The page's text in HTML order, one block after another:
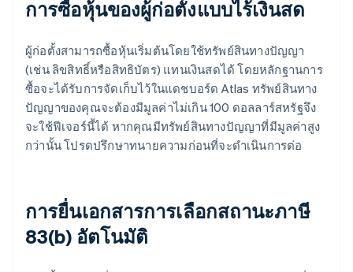
การซื้อหุ้นของผู้ก่อตั้งแบบไร้เงินสด
ผู้ก่อตั้งสามารถซื้อหุ้นเริ่มต้นโดยใช้ทรัพย์สินทางปัญญา
(เช่น ลิขสิทธิ์หรือสิทธิบัตร) แทนเงินสดได้ โดยหลักฐานการ
ซื้อจะได้รับการจัดเก็บไว้ในแดชบอร์ด Atlas ทรัพย์สินทาง
ปัญญาของคุณจะต้องมีมูลค่าไม่เกิน 100 ดอลลาร์สหรัฐจึง
จะใช้ฟีเจอร์นี้ได้ หากคุณมีทรัพย์สินทางปัญญาที่มีมูลค่าสูง
กว่านั้น โปรดปรึกษาทนายความก่อนที่จะดำเนินการต่อ
การยื่นเอกสารการเลือกสถานะภาษี
83(b) อัตโนมัติ